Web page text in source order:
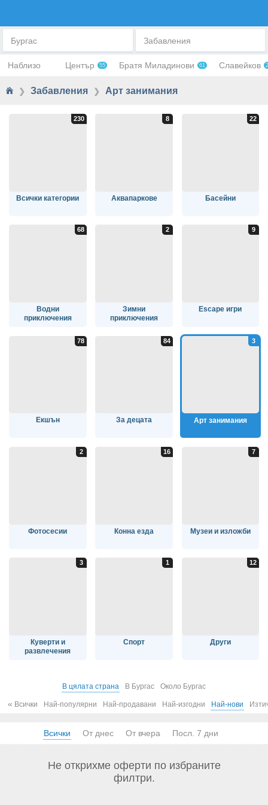
Бургас Забавления
Наблизо Център 55 Братя Миладинови 61 Славейков
❯ Забавления ❯ Арт занимания
Всички категории Аквапаркове Басейни
Водни
приключения
Зимни
приключения
Escape игри
Екшън За децата Арт занимания
Фотосесии Конна езда Музеи и изложби
Куверти и
развлечения
Спорт Други
В цялата страна В Бургас Около Бургас
« Всички Най-популярни Най-продавани Най-изгодни Най-нови
Всички От днес От вчера Посл. 7 дни
Не открихме оферти по избраните
филтри.